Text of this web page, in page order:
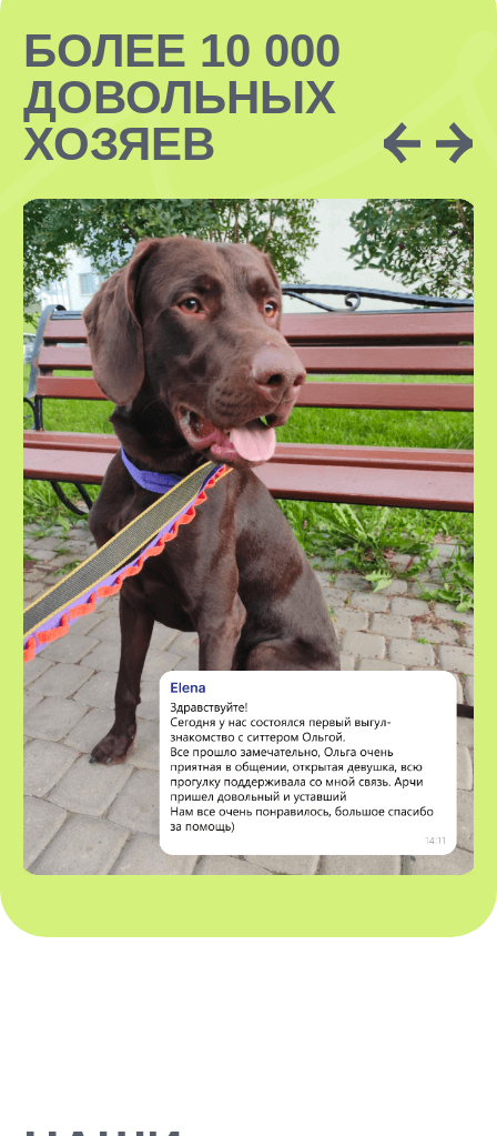
НАШИ
ПОДКАСТЫ
ПЕРЕЙТИ НА КАНАЛ
ДРУЗЬЯ VOX
СМИ